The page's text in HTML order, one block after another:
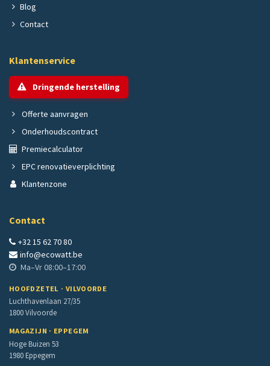
Blog
Contact
Klantenservice
Dringende herstelling
Offerte aanvragen
Onderhoudscontract
Premiecalculator
EPC renovatieverplichting
Klantenzone
Contact
+32 15 62 70 80
info@ecowatt.be
Ma–Vr 08:00–17:00
HOOFDZETEL · VILVOORDE
Luchthavenlaan 27/35
1800 Vilvoorde
MAGAZIJN · EPPEGEM
Hoge Buizen 53
1980 Eppegem